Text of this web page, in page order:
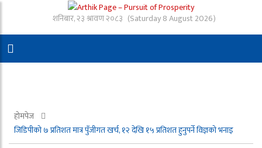
शनिबार, २३ श्रावण २०८३ (Saturday 8 August 2026)
होमपेज
जिडिपीको ७ प्रतिशत मात्र पुँजीगत खर्च, १२ देखि १५ प्रतिशत हुनुपर्ने विज्ञको भनाइ